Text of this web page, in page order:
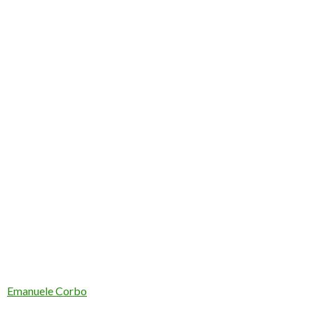
Emanuele Corbo